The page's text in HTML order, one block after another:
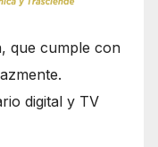
que cumple con
digital y TV